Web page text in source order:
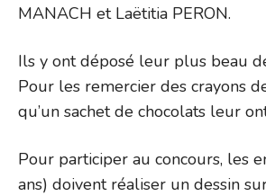
MANACH et Laëtitia PERON.
Ils y ont déposé leur plus beau
Pour les remercier des crayons
qu’un sachet de chocolats leur
Pour participer au concours, les
ans) doivent réaliser un dessin